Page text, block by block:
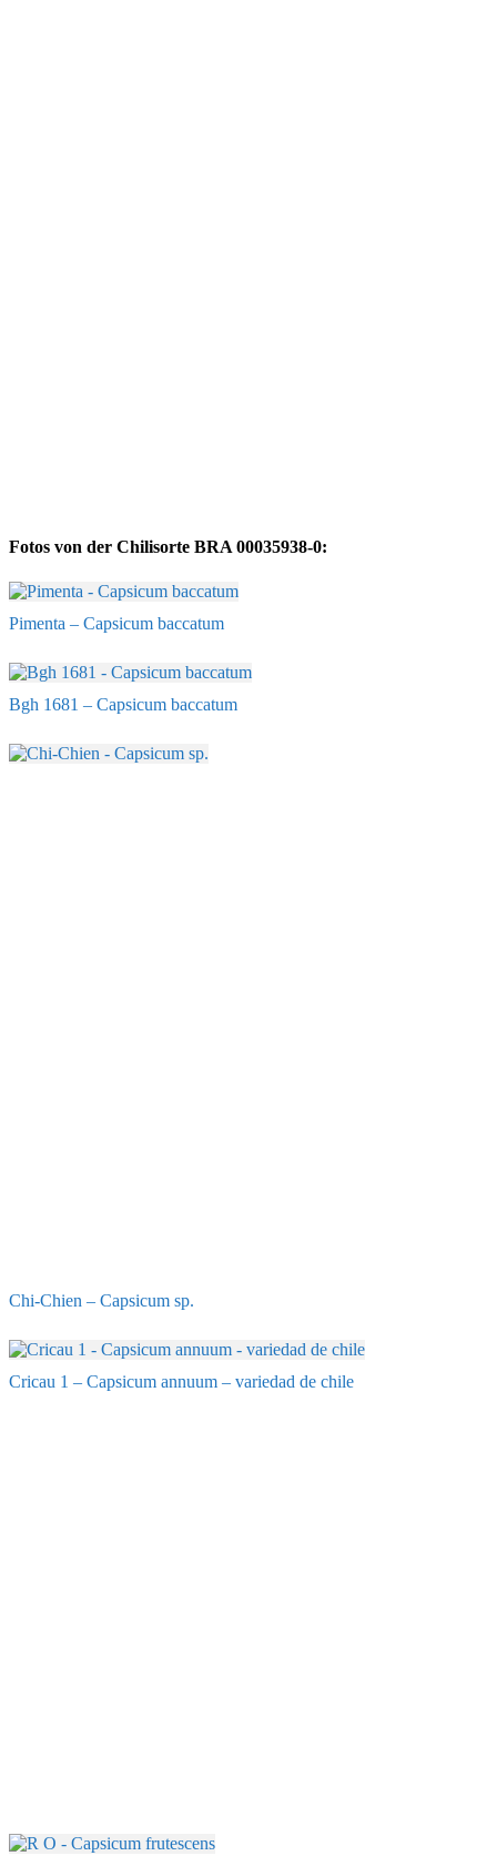
Fotos von der Chilisorte BRA 00035938-0:
Pimenta – Capsicum baccatum
Bgh 1681 – Capsicum baccatum
Chi-Chien – Capsicum sp.
Cricau 1 – Capsicum annuum – variedad de chile